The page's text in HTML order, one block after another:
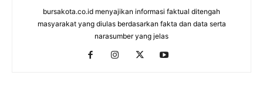
bursakota.co.id menyajikan informasi faktual ditengah
masyarakat yang diulas berdasarkan fakta dan data serta
narasumber yang jelas